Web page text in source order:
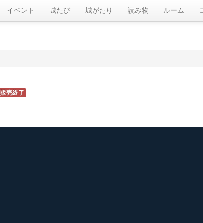
イベント 城たび 城がたり 読み物 ルーム
販売終了